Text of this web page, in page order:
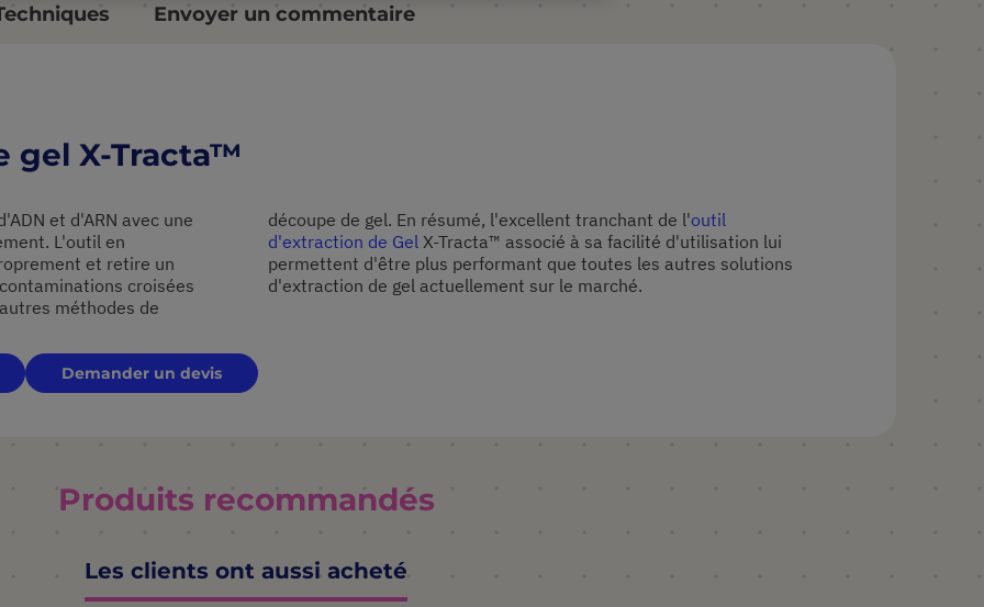
gel X-Tracta™
et d'ARN avec une
L'outil en
et retire un
croisées
méthodes de
découpe de gel. En résumé, l'excellent tranchant de l'outil
d'extraction de Gel X-Tracta™ associé à sa facilité d'utilisation lui
permettent d'être plus performant que toutes les autres solutions
d'extraction de gel actuellement sur le marché.
Demander un devis
Envoyer un commentaire
Produits recommandés
Les clients ont aussi acheté